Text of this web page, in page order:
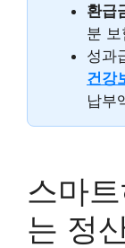
환급
분
성과
건강
납부
스마
는 정